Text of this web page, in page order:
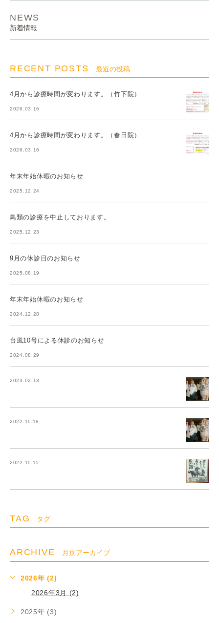
NEWS
新着情報
RECENT POSTS 最近の投稿
4月から診療時間が変わります。（竹下院）
2026.03.16
4月から診療時間が変わります。（春日院）
2026.03.16
年末年始休暇のお知らせ
2025.12.24
鳥類の診療を中止しております。
2025.12.23
9月の休診日のお知らせ
2025.08.19
年末年始休暇のお知らせ
2024.12.28
台風10号による休診のお知らせ
2024.08.29
2023.02.13
2022.11.18
2022.11.15
TAG タグ
ARCHIVE 月別アーカイブ
2026年 (2)
2026年3月 (2)
2025年 (3)